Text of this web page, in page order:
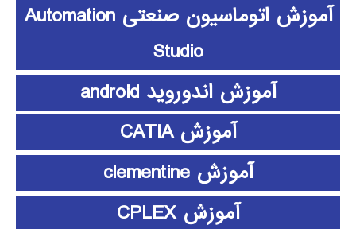
آموزش اتوماسیون صنعتی Automation
Studio
آموزش اندوروید android
آموزش CATIA
آموزش clementine
آموزش CPLEX